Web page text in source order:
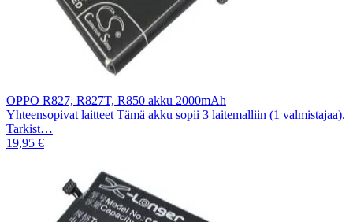
OPPO R827, R827T, R850 akku 2000mAh
Yhteensopivat laitteet Tämä akku sopii 3 laitemalliin (1 valmistajaa).
Tarkist…
19,95 €